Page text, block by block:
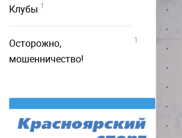
Клубы 1
Осторожно,
мошенничество!
1